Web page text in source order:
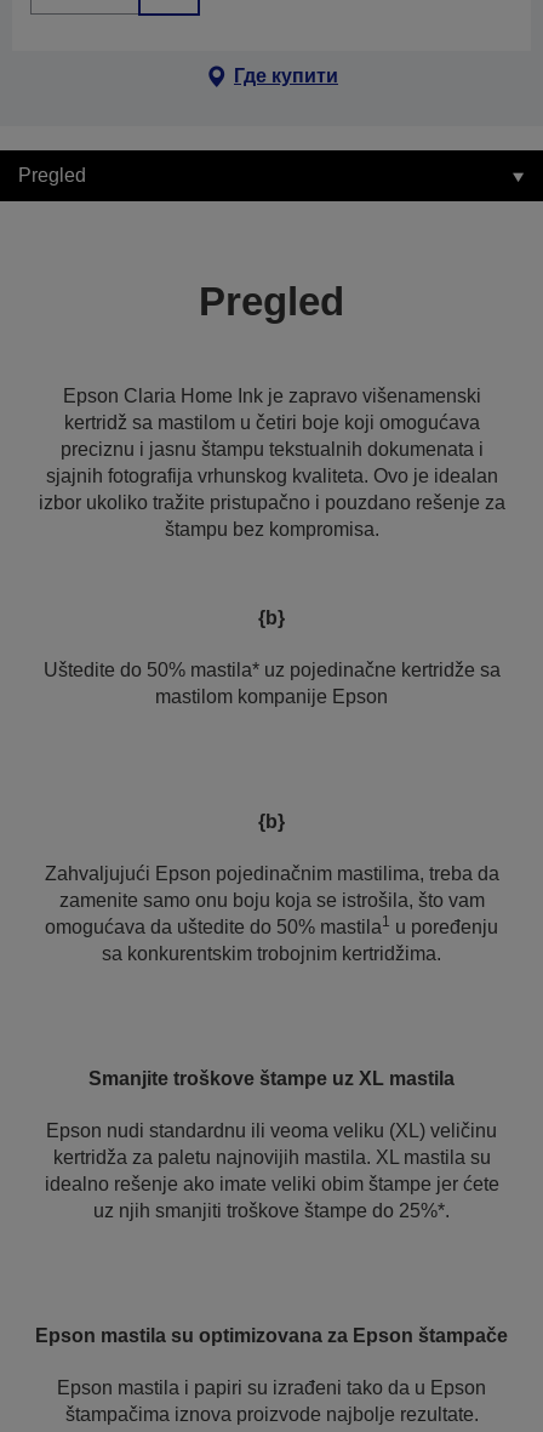
Где купити
Pregled
Pregled
Epson Claria Home Ink je zapravo višenamenski
kertridž sa mastilom u četiri boje koji omogućava
preciznu i jasnu štampu tekstualnih dokumenata i
sjajnih fotografija vrhunskog kvaliteta. Ovo je idealan
izbor ukoliko tražite pristupačno i pouzdano rešenje za
štampu bez kompromisa.
{b}
Uštedite do 50% mastila* uz pojedinačne kertridže sa
mastilom kompanije Epson
{b}
Zahvaljujući Epson pojedinačnim mastilima, treba da
zamenite samo onu boju koja se istrošila, što vam
omogućava da uštedite do 50% mastila1 u poređenju
sa konkurentskim trobojnim kertridžima.
Smanjite troškove štampe uz XL mastila
Epson nudi standardnu ili veoma veliku (XL) veličinu
kertridža za paletu najnovijih mastila. XL mastila su
idealno rešenje ako imate veliki obim štampe jer ćete
uz njih smanjiti troškove štampe do 25%*.
Epson mastila su optimizovana za Epson štampače
Epson mastila i papiri su izrađeni tako da u Epson
štampačima iznova proizvode najbolje rezultate.